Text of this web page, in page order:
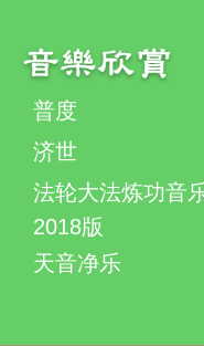
普度
济世
法轮大法炼功音
2018版
天音净乐